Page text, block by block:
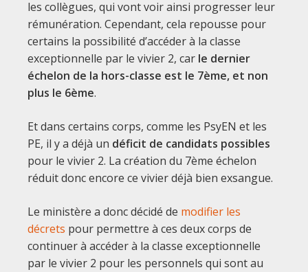
les collègues, qui vont voir ainsi progresser leur
rémunération. Cependant, cela repousse pour
certains la possibilité d’accéder à la classe
exceptionnelle par le vivier 2, car le dernier
échelon de la hors-classe est le 7ème, et non
plus le 6ème.
Et dans certains corps, comme les PsyEN et les
PE, il y a déjà un déficit de candidats possibles
pour le vivier 2. La création du 7ème échelon
réduit donc encore ce vivier déjà bien exsangue.
Le ministère a donc décidé de modifier les
décrets pour permettre à ces deux corps de
continuer à accéder à la classe exceptionnelle
par le vivier 2 pour les personnels qui sont au